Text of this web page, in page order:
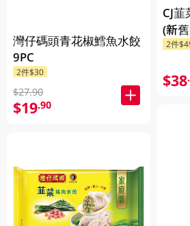
灣仔碼頭青花椒鱈魚水餃
9PC
2件$30
$27.90
$19.90
CJ
(新
2件
$38